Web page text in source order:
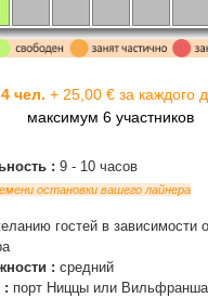
чел. + 25,00 € за каждого
максимум 6 участников
: 9 - 10 часов
остановки вашего лайнера
гостей в зависимости
: средний
: порт Ниццы или Вильфранша